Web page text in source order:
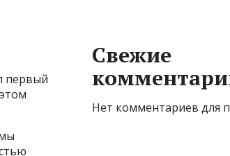
первый
Свежие
Нет комментариев для